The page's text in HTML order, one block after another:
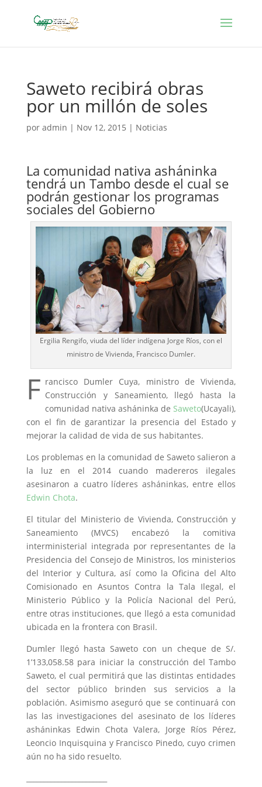
Saweto recibirá obras
por un millón de soles
por admin | Nov 12, 2015 | Noticias
La comunidad nativa asháninka
tendrá un Tambo desde el cual se
podrán gestionar los programas
sociales del Gobierno
Ergilia Rengifo, viuda del líder indígena Jorge Ríos, con el
ministro de Vivienda, Francisco Dumler.
F rancisco Dumler Cuya, ministro de Vivienda,
Construcción y Saneamiento, llegó hasta la
comunidad nativa asháninka de Saweto(Ucayali),
con el fin de garantizar la presencia del Estado y
mejorar la calidad de vida de sus habitantes.
Los problemas en la comunidad de Saweto salieron a
la luz en el 2014 cuando madereros ilegales
asesinaron a cuatro líderes asháninkas, entre ellos
Edwin Chota.
El titular del Ministerio de Vivienda, Construcción y
Saneamiento (MVCS) encabezó la comitiva
interministerial integrada por representantes de la
Presidencia del Consejo de Ministros, los ministerios
del Interior y Cultura, así como la Oficina del Alto
Comisionado en Asuntos Contra la Tala Ilegal, el
Ministerio Público y la Policía Nacional del Perú,
entre otras instituciones, que llegó a esta comunidad
ubicada en la frontera con Brasil.
Dumler llegó hasta Saweto con un cheque de S/.
1’133,058.58 para iniciar la construcción del Tambo
Saweto, el cual permitirá que las distintas entidades
del sector público brinden sus servicios a la
población. Asimismo aseguró que se continuará con
las las investigaciones del asesinato de los líderes
asháninkas Edwin Chota Valera, Jorge Ríos Pérez,
Leoncio Inquisquina y Francisco Pinedo, cuyo crimen
aún no ha sido resuelto.